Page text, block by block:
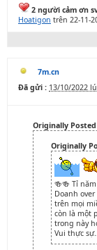
2 người cảm ơn
Hoatigon trên 22-11-
7m.cn
Đã gửi : 13/10/2022
Originally
Originally
🍻🍻 Tỉ
Doanh
trên mọi
còn là một
trong này
Vui thực